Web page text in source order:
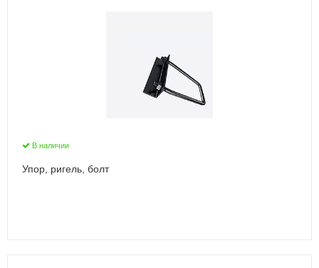
В наличии
Упор, ригель, болт